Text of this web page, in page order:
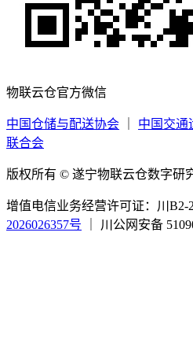
云仓观察
云仓观察
帮助中心
关于我们
新手帮助